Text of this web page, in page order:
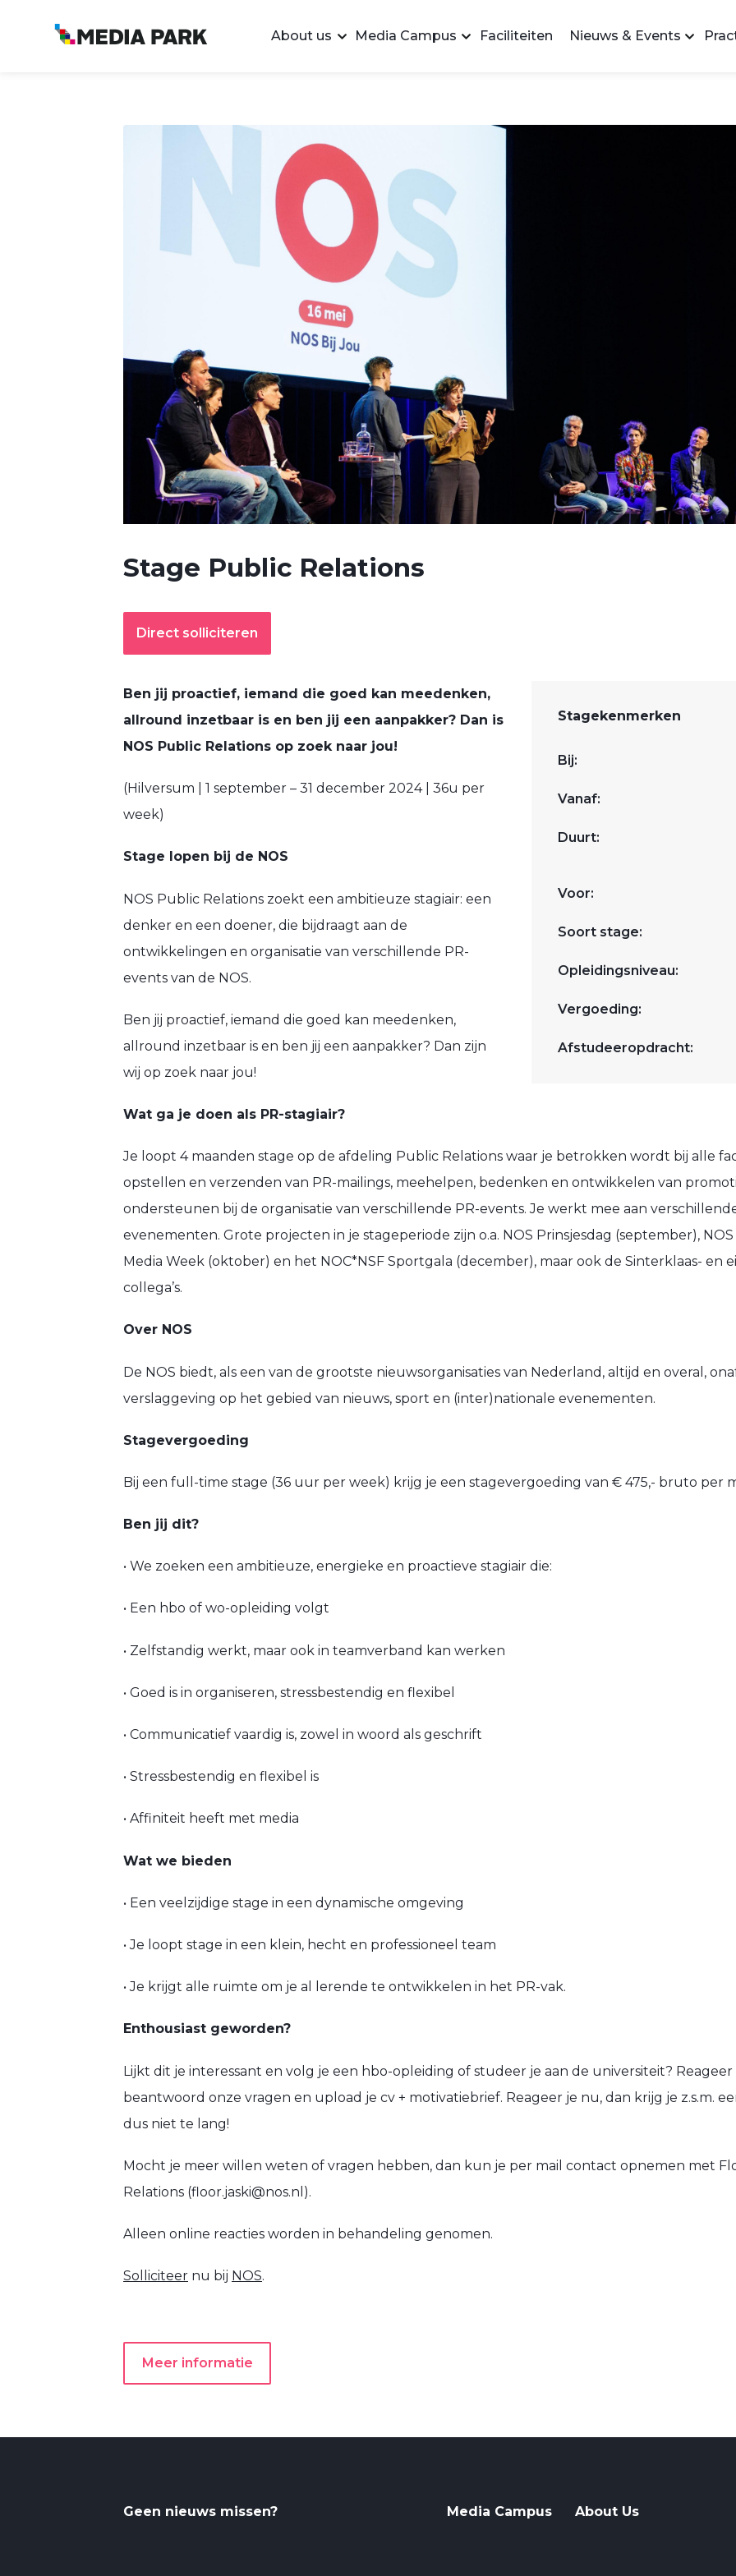
About us Media Campus Faciliteiten Nieuws & Events
Stage Public Relations
Direct solliciteren
Stagekenmerken
Bij:
Vanaf:
Duurt:
Voor:
Soort stage:
Opleidingsniveau:
Vergoeding:
Afstudeeropdracht:
Ben jij proactief, iemand die goed kan meedenken,
allround inzetbaar is en ben jij een aanpakker? Dan is
NOS Public Relations op zoek naar jou!
(Hilversum | 1 september – 31 december 2024 | 36u per
week)
Stage lopen bij de NOS
NOS Public Relations zoekt een ambitieuze stagiair: een
denker en een doener, die bijdraagt aan de
ontwikkelingen en organisatie van verschillende PR-
events van de NOS.
Ben jij proactief, iemand die goed kan meedenken,
allround inzetbaar is en ben jij een aanpakker? Dan zijn
wij op zoek naar jou!
Wat ga je doen als PR-stagiair?
Je loopt 4 maanden stage op de afdeling Public Relations waar je betrokken wordt bij alle
opstellen en verzenden van PR-mailings, meehelpen, bedenken en ontwikkelen van
ondersteunen bij de organisatie van verschillende PR-events. Je werkt mee aan
evenementen. Grote projecten in je stageperiode zijn o.a. NOS Prinsjesdag (september),
Media Week (oktober) en het NOC*NSF Sportgala (december), maar ook de Sinterklaas- en
collega’s.
Over NOS
De NOS biedt, als een van de grootste nieuwsorganisaties van Nederland, altijd en overal,
verslaggeving op het gebied van nieuws, sport en (inter)nationale evenementen.
Stagevergoeding
Bij een full-time stage (36 uur per week) krijg je een stagevergoeding van € 475,- bruto per
Ben jij dit?
• We zoeken een ambitieuze, energieke en proactieve stagiair die:
• Een hbo of wo-opleiding volgt
• Zelfstandig werkt, maar ook in teamverband kan werken
• Goed is in organiseren, stressbestendig en flexibel
• Communicatief vaardig is, zowel in woord als geschrift
• Stressbestendig en flexibel is
• Affiniteit heeft met media
Wat we bieden
• Een veelzijdige stage in een dynamische omgeving
• Je loopt stage in een klein, hecht en professioneel team
• Je krijgt alle ruimte om je al lerende te ontwikkelen in het PR-vak.
Enthousiast geworden?
Lijkt dit je interessant en volg je een hbo-opleiding of studeer je aan de universiteit?
beantwoord onze vragen en upload je cv + motivatiebrief. Reageer je nu, dan krijg je z.s.m.
dus niet te lang!
Mocht je meer willen weten of vragen hebben, dan kun je per mail contact opnemen met
Relations (floor.jaski@nos.nl).
Alleen online reacties worden in behandeling genomen.
Solliciteer nu bij NOS.
Meer informatie
Geen nieuws missen? Media Campus About Us